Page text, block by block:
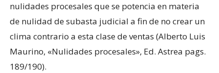
nulidades procesales que se potencia en materia
de nulidad de subasta judicial a fin de no crear un
clima contrario a esta clase de ventas (Alberto Luis
Maurino, «Nulidades procesales», Ed. Astrea pags.
189/190).